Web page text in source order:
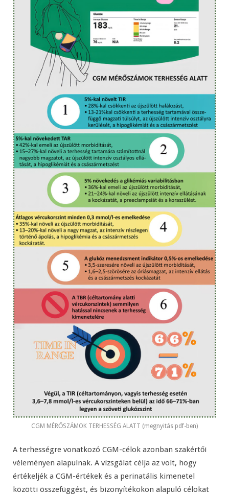
CGM MÉRŐSZÁMOK TERHESSÉG ALATT (megnyitás pdf-ben)
A terhességre vonatkozó CGM-célok azonban szakértői
véleményen alapulnak. A vizsgálat célja az volt, hogy
értékeljék a CGM-értékek és a perinatális kimenetel
közötti összefüggést, és bizonyítékokon alapuló célokat